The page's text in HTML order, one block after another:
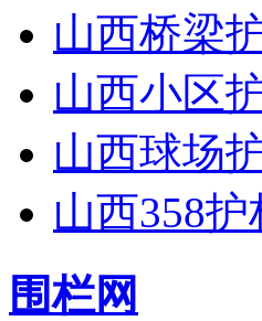
山西桥梁
山西小区
山西球场
山西358护
围栏网